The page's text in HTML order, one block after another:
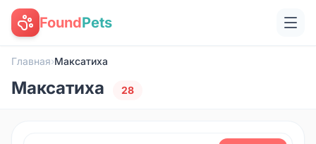
FoundPets
Главная›Максатиха
Максатиха 28